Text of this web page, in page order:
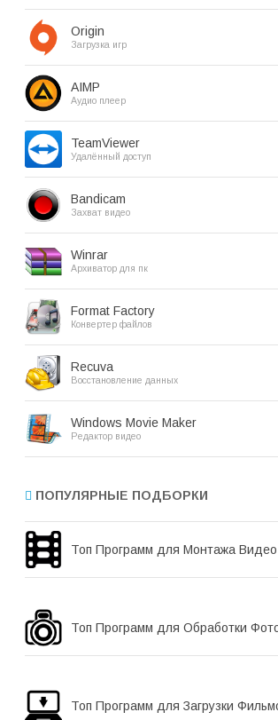
Origin
Загрузка игр
AIMP
Аудио плеер
TeamViewer
Удалённый доступ
Bandicam
Захват видео
Winrar
Архиватор для пк
Format Factory
Конвертер файлов
Recuva
Восстановление данных
Windows Movie Maker
Редактор видео
ПОПУЛЯРНЫЕ ПОДБОРКИ
Топ Программ для Монтажа Видео
Топ Программ для Обработки
Топ Программ для Загрузки